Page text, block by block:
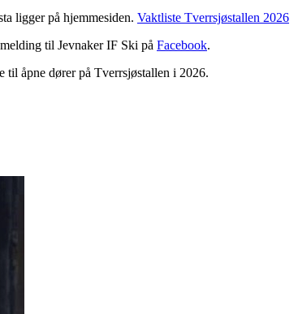
ligger på hjemmesiden. Vaktliste Tverrsjøstallen 2026
til Jevnaker IF Ski på Facebook.
til åpne dører på Tverrsjøstallen i 2026.